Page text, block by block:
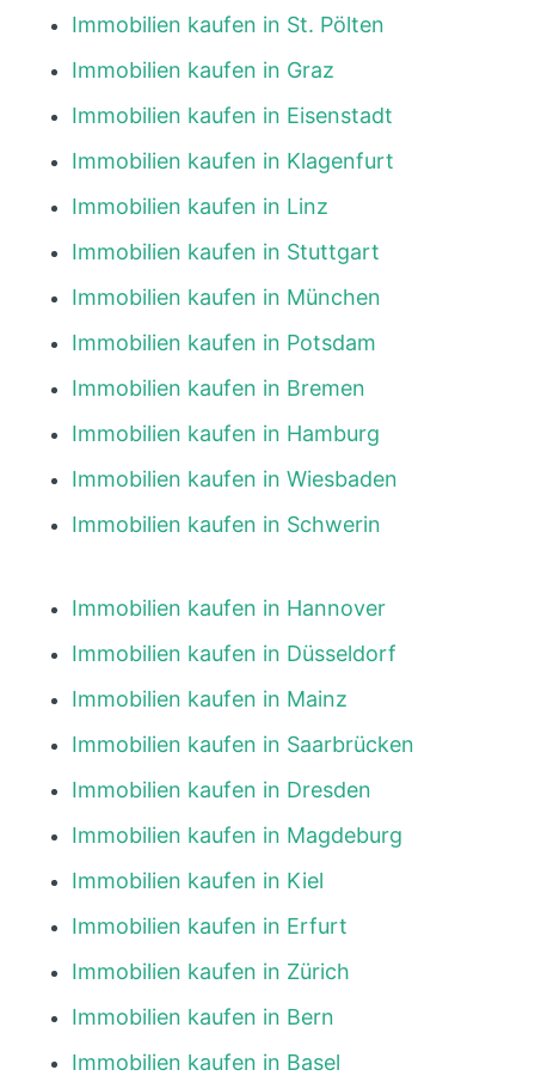
Immobilien kaufen in St. Pölten
Immobilien kaufen in Graz
Immobilien kaufen in Eisenstadt
Immobilien kaufen in Klagenfurt
Immobilien kaufen in Linz
Immobilien kaufen in Stuttgart
Immobilien kaufen in München
Immobilien kaufen in Potsdam
Immobilien kaufen in Bremen
Immobilien kaufen in Hamburg
Immobilien kaufen in Wiesbaden
Immobilien kaufen in Schwerin
Immobilien kaufen in Hannover
Immobilien kaufen in Düsseldorf
Immobilien kaufen in Mainz
Immobilien kaufen in Saarbrücken
Immobilien kaufen in Dresden
Immobilien kaufen in Magdeburg
Immobilien kaufen in Kiel
Immobilien kaufen in Erfurt
Immobilien kaufen in Zürich
Immobilien kaufen in Bern
Immobilien kaufen in Basel